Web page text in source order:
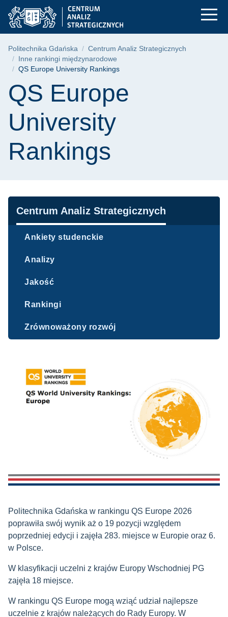
Przejdź
do
menu
Przejdź
do
wyszukiwarki
Przejdź
do
treści
QS Europe
Ścieżka nawigacyjna
Politechnika Gdańska
Centrum Analiz Strategicznych
Inne rankingi międzynarodowe
QS Europe University Rankings
Treść strony
QS Europe
University
Rankings
Nawigacja
Centrum Analiz Strategicznych
Ankiety studenckie
Analizy
Jakość
Rankingi
Zrównoważony rozwój
Politechnika Gdańska w rankingu QS Europe 2026
poprawiła swój wynik aż o 19 pozycji względem
poprzedniej edycji i zajęła 283. miejsce w Europie oraz 6.
w Polsce.
W klasyfikacji uczelni z krajów Europy Wschodniej PG
zajęła 18 miejsce.
W rankingu QS Europe mogą wziąć udział najlepsze
uczelnie z krajów należących do Rady Europy. W